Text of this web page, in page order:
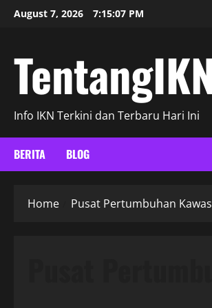
SkipAugust 7, 2026 7:15:07 PM
Info IKN Terkini dan Terbaru Hari Ini
BERITA BLOG
Home Pusat Pertumbuhan